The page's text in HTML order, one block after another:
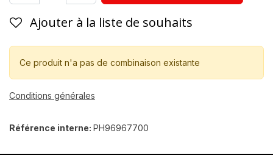
Ajouter à la liste de souhaits
Ce produit n'a pas de combinaison existante
Conditions générales
Référence interne: PH96967700